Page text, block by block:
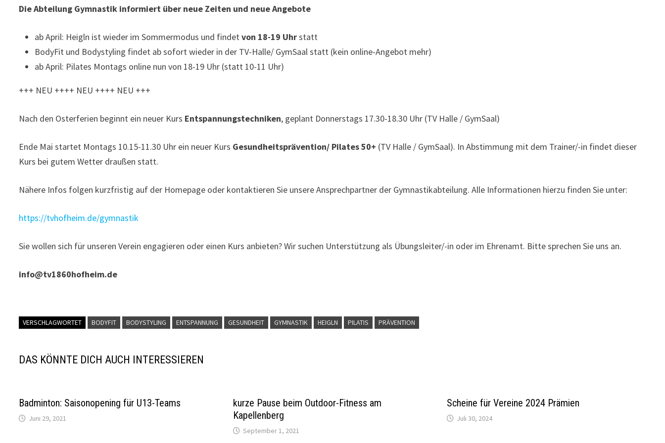
Die Abteilung Gymnastik informiert über neue Zeiten und neue Angebote
ab April: Heigln ist wieder im Sommermodus und findetvon 18-19 Uhrstatt
BodyFit und Bodystyling findet ab sofort wieder in der TV-Halle/ GymSaal statt (kein online-Angebot mehr)
ab April: Pilates Montags online nun von 18-19 Uhr (statt 10-11 Uhr)
+++ NEU ++++ NEU ++++ NEU +++
Nach den Osterferien beginnt ein neuer Kurs Entspannungstechniken, geplant Donnerstags 17.30-18.30 Uhr (TV Halle / GymSaal)
Ende Mai startet Montags 10.15-11.30 Uhr ein neuer Kurs Gesundheitsprävention/ Pilates 50+ (TV Halle / GymSaal). In Abstimmung mit dem Trainer/-in findet dieser
Kurs bei gutem Wetter draußen statt.
Nähere Infos folgen kurzfristig auf der Homepage oder kontaktieren Sie unsere Ansprechpartner der Gymnastikabteilung. Alle Informationen hierzu finden Sie unter:
https://tvhofheim.de/gymnastik
Sie wollen sich für unseren Verein engagieren oder einen Kurs anbieten? Wir suchen Unterstützung als Übungsleiter/-in oder im Ehrenamt. Bitte sprechen Sie uns an.
info@tv1860hofheim.de
VERSCHLAGWORTET BODYFIT BODYSTYLING ENTSPANNUNG GESUNDHEIT GYMNASTIK HEIGLN PILATIS PRÄVENTION
DAS KÖNNTE DICH AUCH INTERESSIEREN
Badminton: Saisonopening für U13-Teams
Juni 29, 2021
kurze Pause beim Outdoor-Fitness am
Kapellenberg
September 1, 2021
Scheine für Vereine 2024 Prämien
Juli 30, 2024